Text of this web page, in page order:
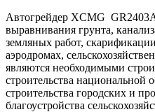
Автогрейдер XCMG
выравнивания грунта,
земляных работ,
аэродромах,
являются необходимыми
строительства национальной
строительства городских и
благоустройства